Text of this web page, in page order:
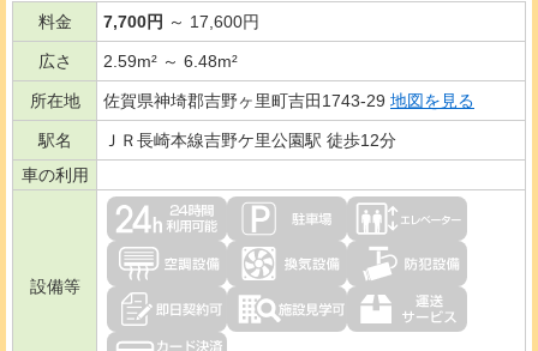
料金 7,700円 ～ 17,600円
広さ 2.59m² ～ 6.48m²
所在地 佐賀県神埼郡吉野ヶ里町吉田1743-29 地図を見る
駅名
ＪＲ長崎本線吉野ケ里公園駅 徒歩12分
車の利用
設備等